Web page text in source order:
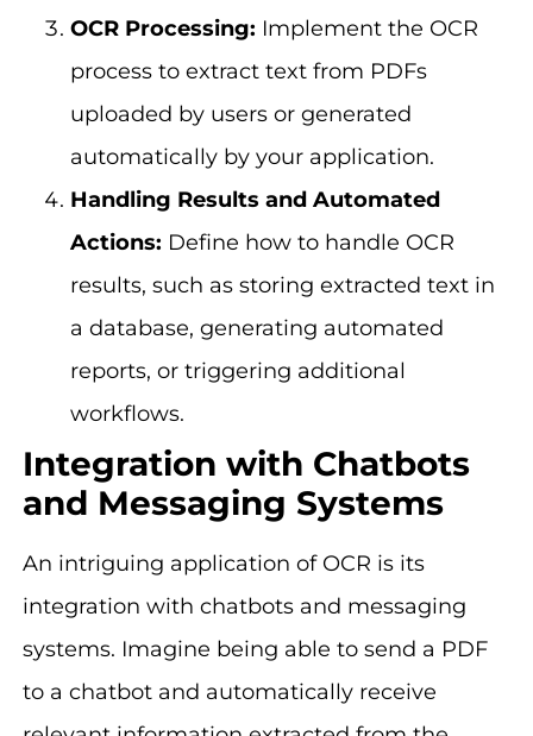
OCR Processing: Implement the OCR
process to extract text from PDFs
uploaded by users or generated
automatically by your application.
Handling Results and Automated
Actions: Define how to handle OCR
results, such as storing extracted text in
a database, generating automated
reports, or triggering additional
workflows.
Integration with Chatbots
and Messaging Systems
An intriguing application of OCR is its
integration with chatbots and messaging
systems. Imagine being able to send a PDF
to a chatbot and automatically receive